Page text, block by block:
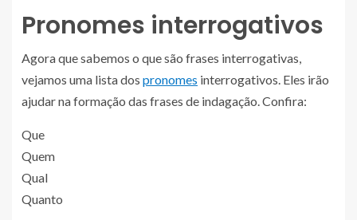
Pronomes interrogativos
Agora que sabemos o que são frases interrogativas,
vejamos uma lista dos pronomes interrogativos. Eles irão
ajudar na formação das frases de indagação. Confira:
Que
Quem
Qual
Quanto